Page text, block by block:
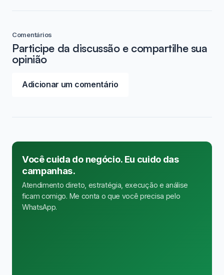
Comentários
Participe da discussão e compartilhe sua
opinião
Adicionar um comentário
Você cuida do negócio. Eu cuido das
campanhas.
Atendimento direto, estratégia, execução e análise
ficam comigo. Me conta o que você precisa pelo
WhatsApp.